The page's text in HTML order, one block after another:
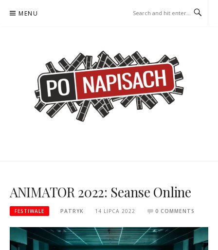
MENU
ANIMATOR 2022: Seanse Online
FESTIWALE PATRYK 14 LIPCA 2022 0 COMMENTS